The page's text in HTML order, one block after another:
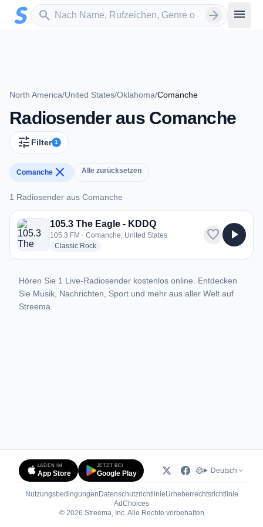
Zum Hauptinhalt springen
search
Sender suchen arrow_forward menu
North America/United States/Oklahoma/Comanche
Radiosender aus Comanche
tune Filter 1
Comanche close Alle zurücksetzen
1 Radiosender aus Comanche
1 Radiosender aus Comanche
105.3 The Eagle - KDDQ
105.3 FM · Comanche, United States
Classic Rockradio stations
favorite play_arrow
Hören Sie 1 Live-Radiosender kostenlos online. Entdecken
Sie Musik, Nachrichten, Sport und mehr aus aller Welt auf
Streema.
LADEN IM
App Store
JETZT BEI
Google Play Deutsch
Nutzungsbedingungen DatenschutzrichtlinieUrheberrechtsrichtlinie
AdChoices(öffnet in neuem Tab)
© 2026 Streema, Inc. Alle Rechte vorbehalten